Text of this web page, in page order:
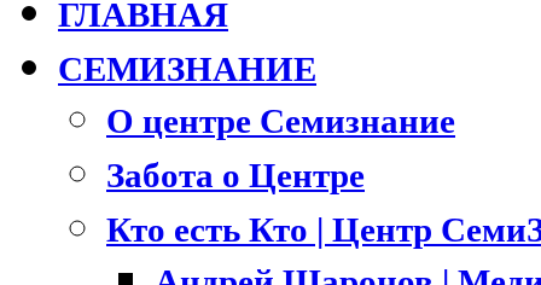
ГЛАВНАЯ
СЕМИЗНАНИЕ
О центре Семизнание
Забота о Центре
Кто есть Кто | Центр